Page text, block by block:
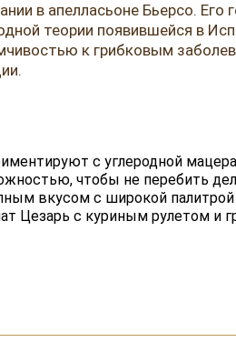
в апелласьоне Бьерсо. Его
теории появившейся в
к грибковым
с углеродной
чтобы не перебить
вкусом с широкой
Цезарь с куриным рулетом и